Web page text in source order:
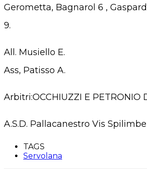
Gerometta, Bagnarol 6 ,
9.
All. Musiello E.
Ass, Patisso A.
Arbitri:OCCHIUZZI E PETRONIO
A.S.D. Pallacanestro Vis
TAGS
Servolana